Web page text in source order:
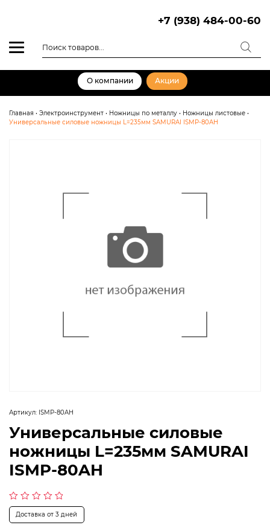
+7 (938) 484-00-60
товаров
О компании Акции
Главная • Электроинструмент • Ножницы по металлу • Ножницы листовые •
Универсальные силовые ножницы L=235мм SAMURAI ISMP-80AH
Артикул: ISMP-80AH
Универсальные силовые
ножницы L=235мм SAMURAI
ISMP-80AH
Оценка
из
Доставка от 3 дней